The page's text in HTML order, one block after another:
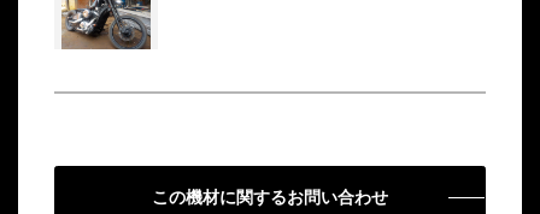
この機材に関するお問い合わせ